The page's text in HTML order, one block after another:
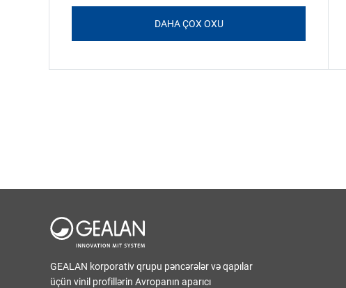
DAHA ÇOX OXU
GEALAN korporativ qrupu pəncərələr və qapılar
üçün vinil profillərin Avropanın aparıcı